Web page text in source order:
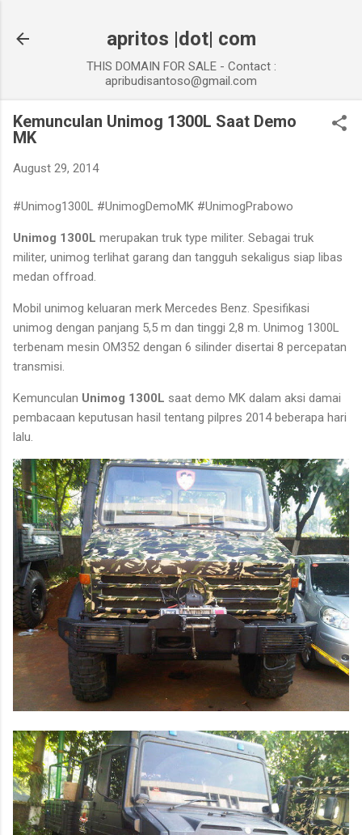
apritos |dot| com
THIS DOMAIN FOR SALE - Contact :
apribudisantoso@gmail.com
Kemunculan Unimog 1300L Saat Demo
MK
August 29, 2014
#Unimog1300L #UnimogDemoMK #UnimogPrabowo
Unimog 1300L merupakan truk type militer. Sebagai truk
militer, unimog terlihat garang dan tangguh sekaligus siap libas
medan offroad.
Mobil unimog keluaran merk Mercedes Benz. Spesifikasi
unimog dengan panjang 5,5 m dan tinggi 2,8 m. Unimog 1300L
terbenam mesin OM352 dengan 6 silinder disertai 8 percepatan
transmisi.
Kemunculan Unimog 1300L saat demo MK dalam aksi damai
pembacaan keputusan hasil tentang pilpres 2014 beberapa hari
lalu.